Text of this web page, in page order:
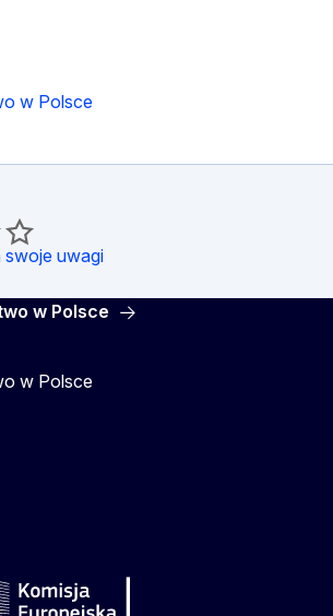
w Polsce
swoje uwagi
w Polsce
w Polsce